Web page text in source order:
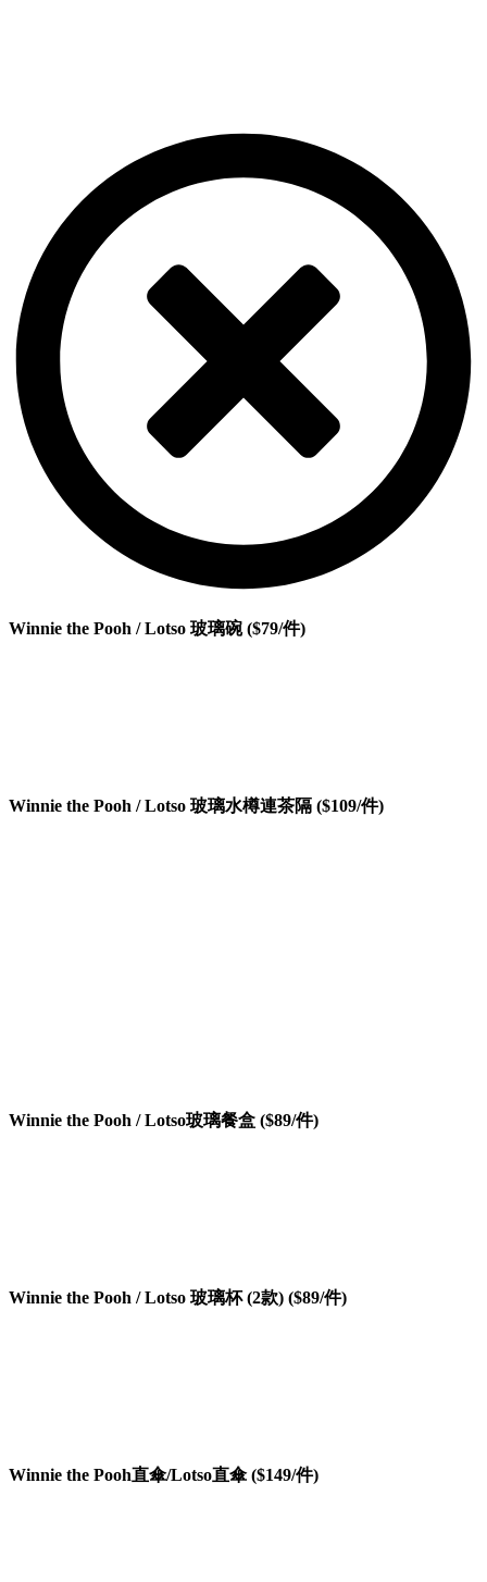
Winnie the Pooh / Lotso 玻璃碗 ($79/件)
Winnie the Pooh / Lotso 玻璃水樽連茶隔 ($109/件)
Winnie the Pooh / Lotso玻璃餐盒 ($89/件)
Winnie the Pooh / Lotso 玻璃杯 (2款) ($89/件)
Winnie the Pooh直傘/Lotso直傘($149/件)